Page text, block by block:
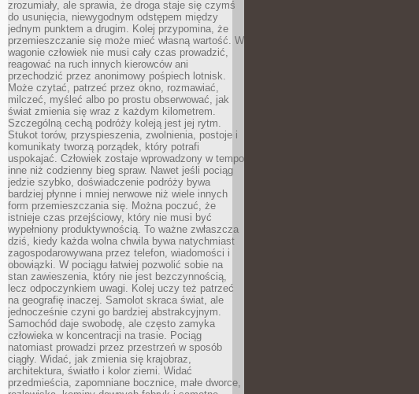
zrozumiały, ale sprawia, że droga staje się czymś
do usunięcia, niewygodnym odstępem między
jednym punktem a drugim. Kolej przypomina, że
przemieszczanie się może mieć własną wartość. W
wagonie człowiek nie musi cały czas prowadzić,
reagować na ruch innych kierowców ani
przechodzić przez anonimowy pośpiech lotnisk.
Może czytać, patrzeć przez okno, rozmawiać,
milczeć, myśleć albo po prostu obserwować, jak
świat zmienia się wraz z każdym kilometrem.
Szczególną cechą podróży koleją jest jej rytm.
Stukot torów, przyspieszenia, zwolnienia, postoje i
komunikaty tworzą porządek, który potrafi
uspokajać. Człowiek zostaje wprowadzony w tempo
inne niż codzienny bieg spraw. Nawet jeśli pociąg
jedzie szybko, doświadczenie podróży bywa
bardziej płynne i mniej nerwowe niż wiele innych
form przemieszczania się. Można poczuć, że
istnieje czas przejściowy, który nie musi być
wypełniony produktywnością. To ważne zwłaszcza
dziś, kiedy każda wolna chwila bywa natychmiast
zagospodarowywana przez telefon, wiadomości i
obowiązki. W pociągu łatwiej pozwolić sobie na
stan zawieszenia, który nie jest bezczynnością,
lecz odpoczynkiem uwagi. Kolej uczy też patrzeć
na geografię inaczej. Samolot skraca świat, ale
jednocześnie czyni go bardziej abstrakcyjnym.
Samochód daje swobodę, ale często zamyka
człowieka w koncentracji na trasie. Pociąg
natomiast prowadzi przez przestrzeń w sposób
ciągły. Widać, jak zmienia się krajobraz,
architektura, światło i kolor ziemi. Widać
przedmieścia, zapomniane bocznice, małe dworce,